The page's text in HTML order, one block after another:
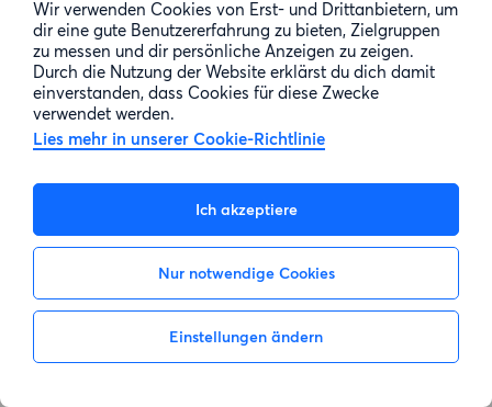
Wir verwenden Cookies von Erst- und Drittanbietern, um
dir eine gute Benutzererfahrung zu bieten, Zielgruppen
zu messen und dir persönliche Anzeigen zu zeigen.
Durch die Nutzung der Website erklärst du dich damit
einverstanden, dass Cookies für diese Zwecke
verwendet werden.
Lies mehr in unserer Cookie-Richtlinie
Ich akzeptiere
Nur notwendige Cookies
Einstellungen ändern
Zur Suche gehen